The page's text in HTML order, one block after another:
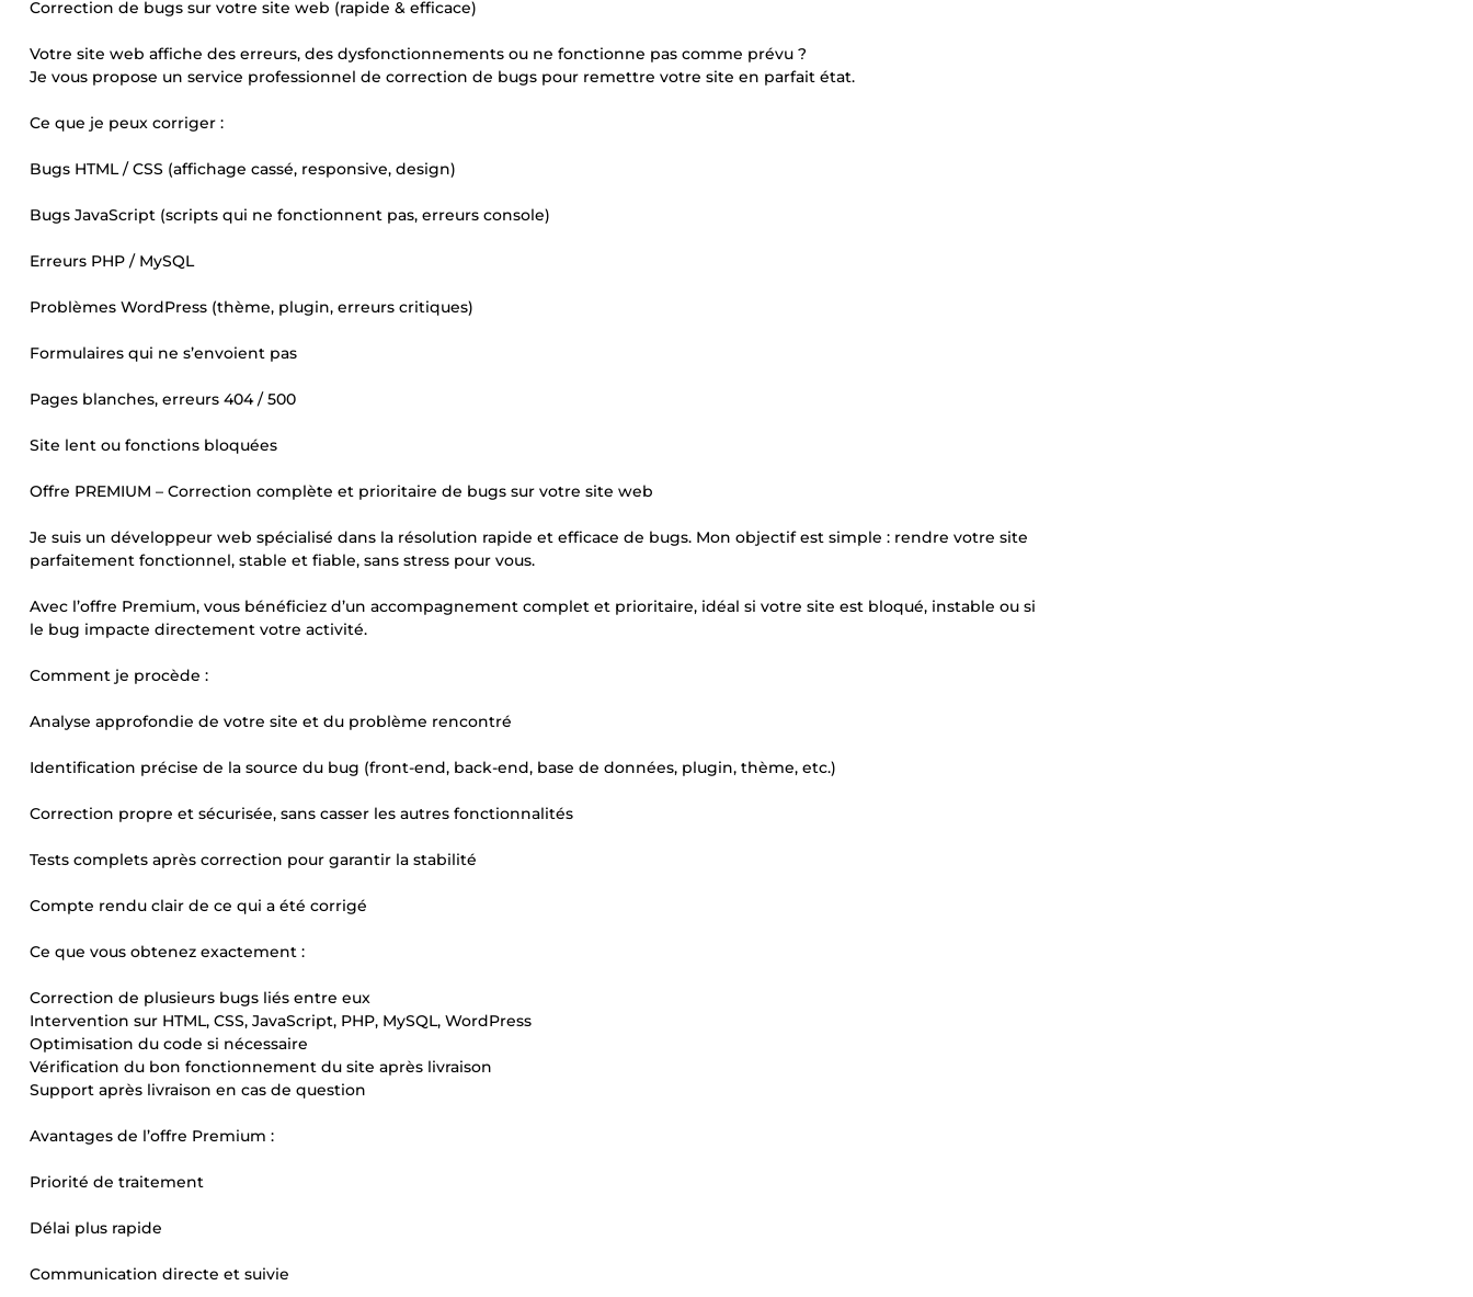
Correction de bugs sur votre site web (rapide & efficace)
Votre site web affiche des erreurs, des dysfonctionnements ou ne fonctionne pas comme prévu ?
Je vous propose un service professionnel de correction de bugs pour remettre votre site en parfait état.
Ce que je peux corriger :
Bugs HTML / CSS (affichage cassé, responsive, design)
Bugs JavaScript (scripts qui ne fonctionnent pas, erreurs console)
Erreurs PHP / MySQL
Problèmes WordPress (thème, plugin, erreurs critiques)
Formulaires qui ne s’envoient pas
Pages blanches, erreurs 404 / 500
Site lent ou fonctions bloquées
Offre PREMIUM – Correction complète et prioritaire de bugs sur votre site web
Je suis un développeur web spécialisé dans la résolution rapide et efficace de bugs. Mon objectif est simple : rendre votre site
parfaitement fonctionnel, stable et fiable, sans stress pour vous.
Avec l’offre Premium, vous bénéficiez d’un accompagnement complet et prioritaire, idéal si votre site est bloqué, instable ou si
le bug impacte directement votre activité.
Comment je procède :
Analyse approfondie de votre site et du problème rencontré
Identification précise de la source du bug (front-end, back-end, base de données, plugin, thème, etc.)
Correction propre et sécurisée, sans casser les autres fonctionnalités
Tests complets après correction pour garantir la stabilité
Compte rendu clair de ce qui a été corrigé
Ce que vous obtenez exactement :
Correction de plusieurs bugs liés entre eux
Intervention sur HTML, CSS, JavaScript, PHP, MySQL, WordPress
Optimisation du code si nécessaire
Vérification du bon fonctionnement du site après livraison
Support après livraison en cas de question
Avantages de l’offre Premium :
Priorité de traitement
Délai plus rapide
Communication directe et suivie